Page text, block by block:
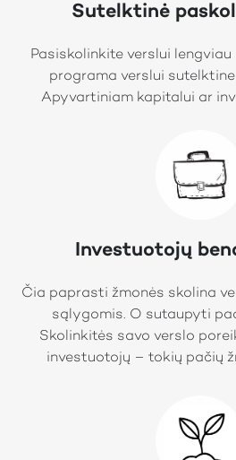
Sutelktinė
Pasiskolinkite verslui lengviau
programa verslui sutelktine
Apyvartiniam kapitalui ar
Investuotojų
Čia paprasti žmonės skolina
sąlygomis. O sutaupyti
Skolinkitės savo verslo
investuotojų – tokių pačių